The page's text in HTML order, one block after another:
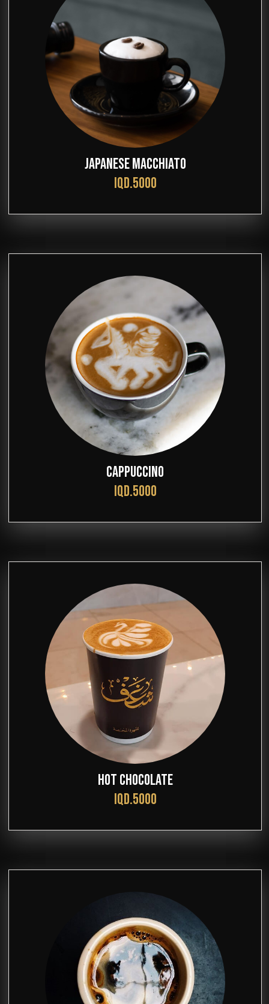
JAPANESE MACCHIATO
IQD.5000
CAPPUCCINO
IQD.5000
HOT CHOCOLATE
IQD.5000